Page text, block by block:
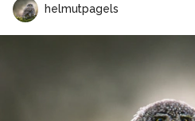
helmutpagels